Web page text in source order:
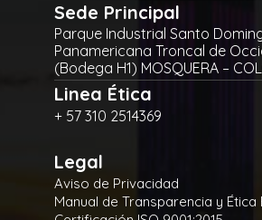
Sede Principal
Parque Industrial Santo
Panamericana Troncal de
(Bodega H1) MOSQUERA –
Linea Ética
+ 57 310 2514369
Legal
Aviso de Privacidad
Manual de Transparencia y Ética